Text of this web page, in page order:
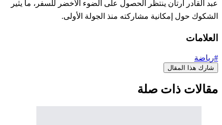
عبد القادر أرتان ينتظر الحصول على الضوء الأخضر للسفر، ما يثير
الشكوك حول إمكانية مشاركته منذ الجولة الأولى.
العلامات
#رياضة
شارك هذا المقال
مقالات ذات صلة